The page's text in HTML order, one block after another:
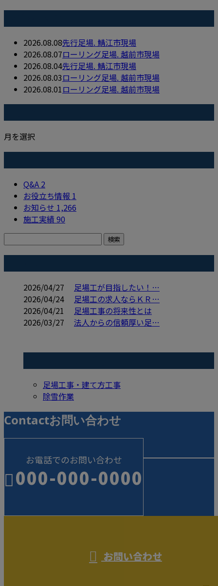
2026.08.08先行足場. 鯖江市現場
2026.08.07ローリング足場. 越前市現場
2026.08.04先行足場. 鯖江市現場
2026.08.03ローリング足場. 越前市現場
2026.08.01ローリング足場. 越前市現場
月を選択
Q&A 2
お役立ち情報 1
お知らせ 1,266
施工実績90
2026/04/27
足場工が目指したい！…
2026/04/24
足場工の求人ならＫＲ…
2026/04/21
足場工事の将来性とは
2026/03/27
法人からの信頼厚い足…
足場工事・建て方工事
除雪作業
Contactお問い合わせ
お電話でのお問い合わせ
000-000-0000
お問い合わせ